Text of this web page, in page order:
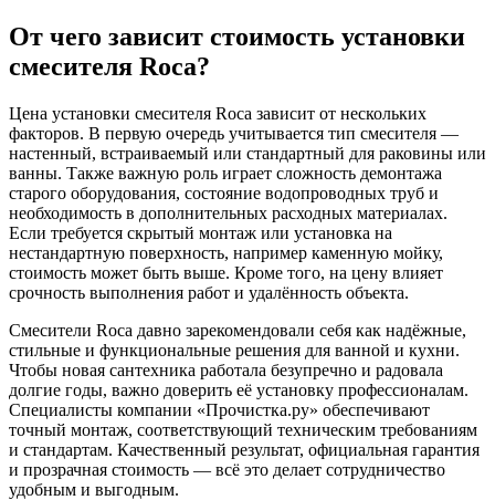
От чего зависит стоимость установки
смесителя Roca?
Цена установки смесителя Roca зависит от нескольких
факторов. В первую очередь учитывается тип смесителя —
настенный, встраиваемый или стандартный для раковины или
ванны. Также важную роль играет сложность демонтажа
старого оборудования, состояние водопроводных труб и
необходимость в дополнительных расходных материалах.
Если требуется скрытый монтаж или установка на
нестандартную поверхность, например каменную мойку,
стоимость может быть выше. Кроме того, на цену влияет
срочность выполнения работ и удалённость объекта.
Смесители Roca давно зарекомендовали себя как надёжные,
стильные и функциональные решения для ванной и кухни.
Чтобы новая сантехника работала безупречно и радовала
долгие годы, важно доверить её установку профессионалам.
Специалисты компании «Прочистка.ру» обеспечивают
точный монтаж, соответствующий техническим требованиям
и стандартам. Качественный результат, официальная гарантия
и прозрачная стоимость — всё это делает сотрудничество
удобным и выгодным.